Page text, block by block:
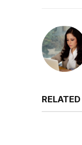
RELATED